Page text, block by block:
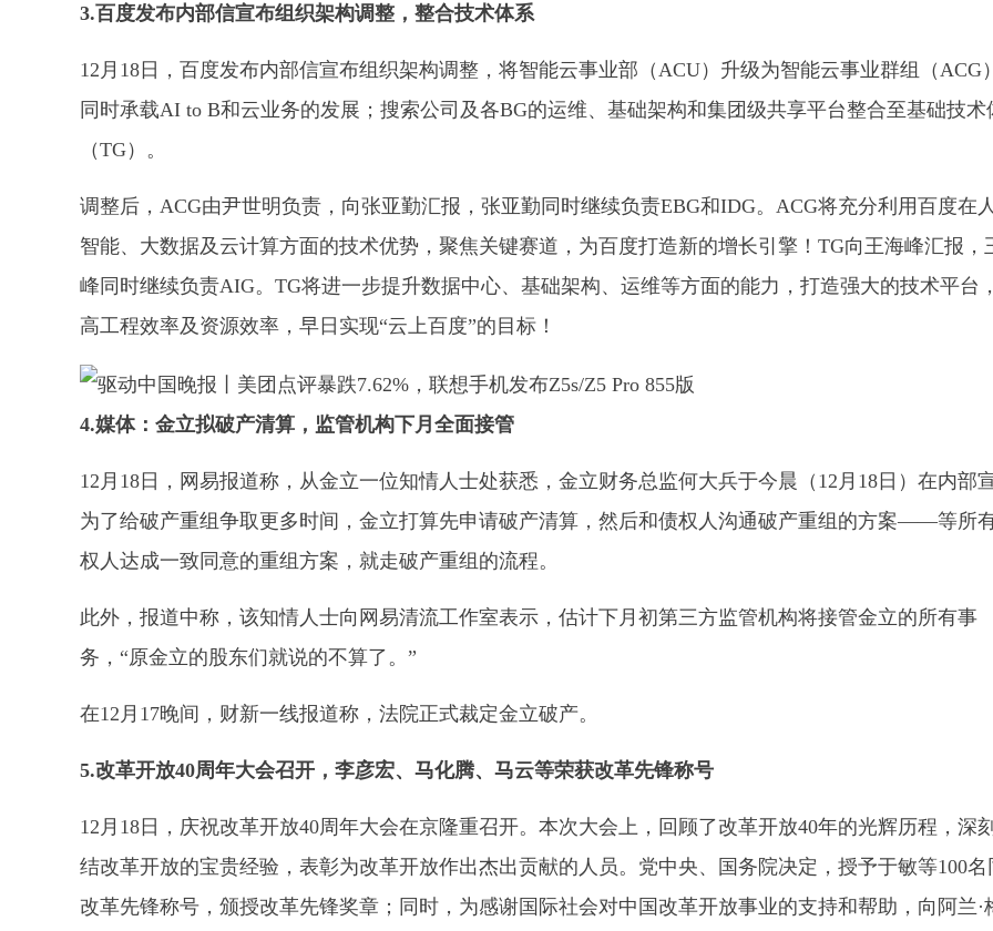
3.百度发布内部信宣布组织架构调整，整合技术体系
12月18日，百度发布内部信宣布组织架构调整，将智能云事业部（ACU）升级为智能云事业群组（ACG
同时承载AI to B和云业务的发展；搜索公司及各BG的运维、基础架构和集团级共享平台整合至基础技术
（TG）。
调整后，ACG由尹世明负责，向张亚勤汇报，张亚勤同时继续负责EBG和IDG。ACG将充分利用百度在
智能、大数据及云计算方面的技术优势，聚焦关键赛道，为百度打造新的增长引擎！TG向王海峰汇报，
峰同时继续负责AIG。TG将进一步提升数据中心、基础架构、运维等方面的能力，打造强大的技术平台
高工程效率及资源效率，早日实现“云上百度”的目标！
4.媒体：金立拟破产清算，监管机构下月全面接管
12月18日，网易报道称，从金立一位知情人士处获悉，金立财务总监何大兵于今晨（12月18日）在内部
为了给破产重组争取更多时间，金立打算先申请破产清算，然后和债权人沟通破产重组的方案——等所
权人达成一致同意的重组方案，就走破产重组的流程。
此外，报道中称，该知情人士向网易清流工作室表示，估计下月初第三方监管机构将接管金立的所有事
务，“原金立的股东们就说的不算了。”
在12月17晚间，财新一线报道称，法院正式裁定金立破产。
5.改革开放40周年大会召开，李彦宏、马化腾、马云等荣获改革先锋称号
12月18日，庆祝改革开放40周年大会在京隆重召开。本次大会上，回顾了改革开放40年的光辉历程，深
结改革开放的宝贵经验，表彰为改革开放作出杰出贡献的人员。党中央、国务院决定，授予于敏等100名
改革先锋称号，颁授改革先锋奖章；同时，为感谢国际社会对中国改革开放事业的支持和帮助，向阿兰·